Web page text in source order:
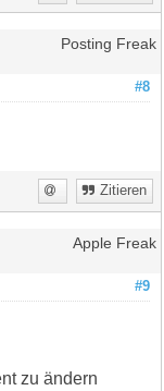
Posting Freak
#8
Zitieren
Apple Freak
#9
zu ändern